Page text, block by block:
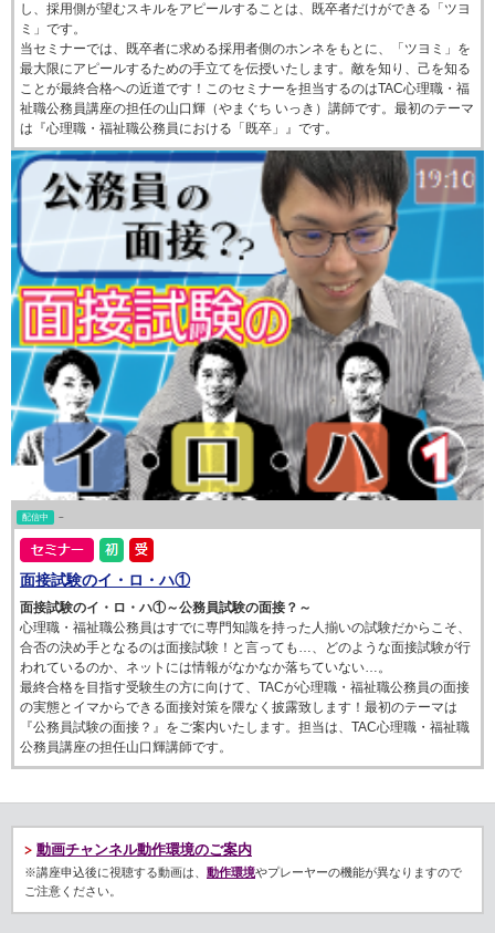
し、採用側が望むスキルをアピールすることは、既卒者だけができる「ツヨ
ミ」です。
当セミナーでは、既卒者に求める採用者側のホンネをもとに、「ツヨミ」を
最大限にアピールするための手立てを伝授いたします。敵を知り、己を知る
ことが最終合格への近道です！このセミナーを担当するのはTAC心理職・福
祉職公務員講座の担任の山口輝（やまぐち いっき）講師です。最初のテーマ
は『心理職・福祉職公務員における「既卒」』です。
配信中 ~
面接試験のイ・ロ・ハ①
面接試験のイ・ロ・ハ①～公務員試験の面接？～
心理職・福祉職公務員はすでに専門知識を持った人揃いの試験だからこそ、
合否の決め手となるのは面接試験！と言っても…、どのような面接試験が行
われているのか、ネットには情報がなかなか落ちていない…。
最終合格を目指す受験生の方に向けて、TACが心理職・福祉職公務員の面接
の実態とイマからできる面接対策を隈なく披露致します！最初のテーマは
『公務員試験の面接？』をご案内いたします。担当は、TAC心理職・福祉職
公務員講座の担任山口輝講師です。
動画チャンネル動作環境のご案内
※講座申込後に視聴する動画は、 動作環境やプレーヤーの機能が異なりますので
ご注意ください。